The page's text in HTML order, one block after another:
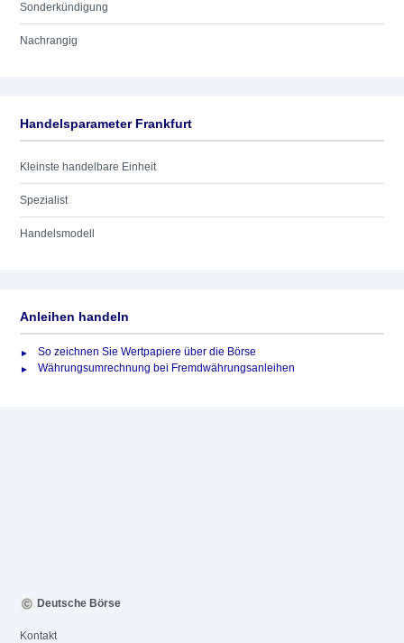
Sonderkündigung
Nachrangig
Handelsparameter Frankfurt
Kleinste handelbare Einheit
Spezialist
Handelsmodell
Anleihen handeln
So zeichnen Sie Wertpapiere über die Börse
Währungsumrechnung bei Fremdwährungsanleihen
Deutsche Börse
Kontakt